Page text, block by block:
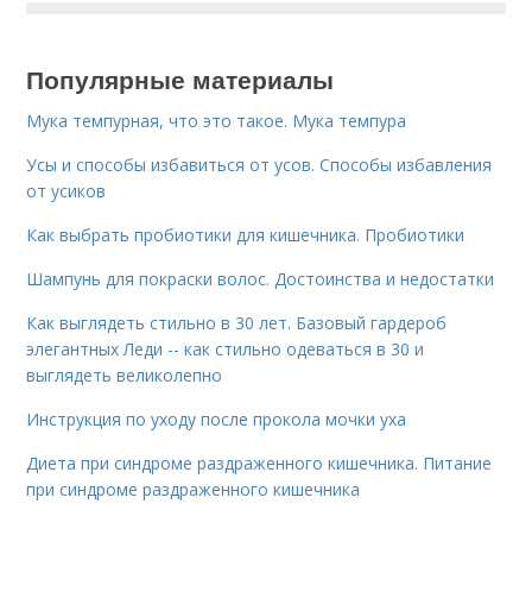
Популярные материалы
Мука темпурная, что это такое. Мука темпура
Усы и способы избавиться от усов. Способы избавления
от усиков
Как выбрать пробиотики для кишечника. Пробиотики
Шампунь для покраски волос. Достоинства и недостатки
Как выглядеть стильно в 30 лет. Базовый гардероб
элегантных Леди -- как стильно одеваться в 30 и
выглядеть великолепно
Инструкция по уходу после прокола мочки уха
Диета при синдроме раздраженного кишечника. Питание
при синдроме раздраженного кишечника